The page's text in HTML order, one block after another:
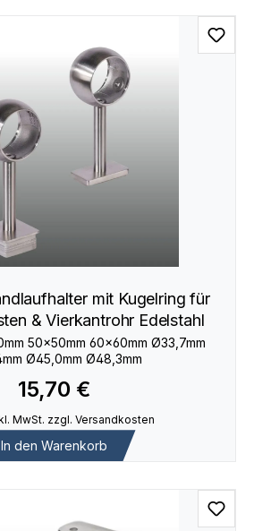
mit Kugelring für
& Vierkantrohr Edelstahl
50×50mm 60×60mm Ø33,7mm
Ø45,0mm Ø48,3mm
15,70 €
MwSt. zzgl. Versandkosten
In den Warenkorb